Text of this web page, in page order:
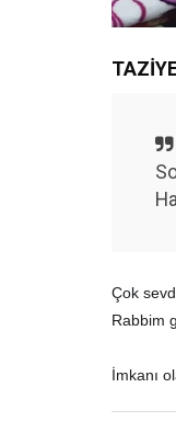
Çok
Rabbim
İmkanı